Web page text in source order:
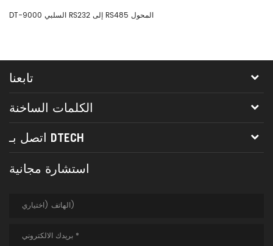
DT-9000 السلبي RS232 إلى RS485 المحول
تابعنا
الكلمات الساخنة
اتصل بـ DTECH
استشارة مجانية